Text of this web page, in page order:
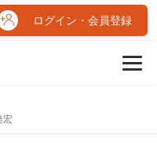
ログイン・会員登録
宏